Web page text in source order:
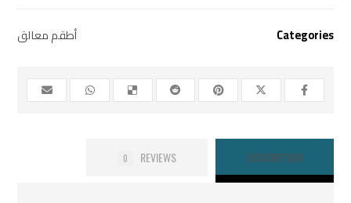
Categories أطقم معالق
DESCRIPTION
REVIEWS
0